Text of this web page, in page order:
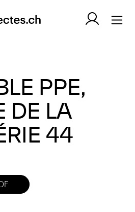
PPE,
DE LA
44